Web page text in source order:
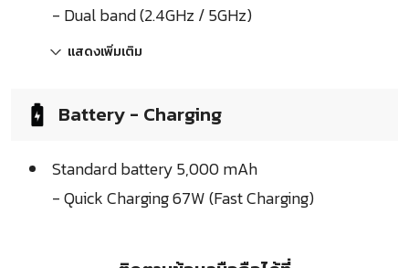
- Dual band (2.4GHz / 5GHz)
แสดงเพิ่มเติม
Battery - Charging
Standard battery 5,000 mAh
- Quick Charging 67W (Fast Charging)